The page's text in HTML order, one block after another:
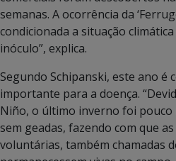
semanas. A ocorrência da
condicionada a situação
inóculo”, explica.
Segundo Schipanski, este ano é
importante para a doença.
Niño, o último inverno foi
sem geadas, fazendo com que
voluntárias, também chamadas